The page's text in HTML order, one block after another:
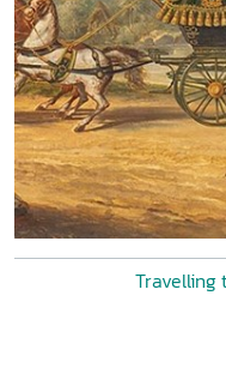
Travelling